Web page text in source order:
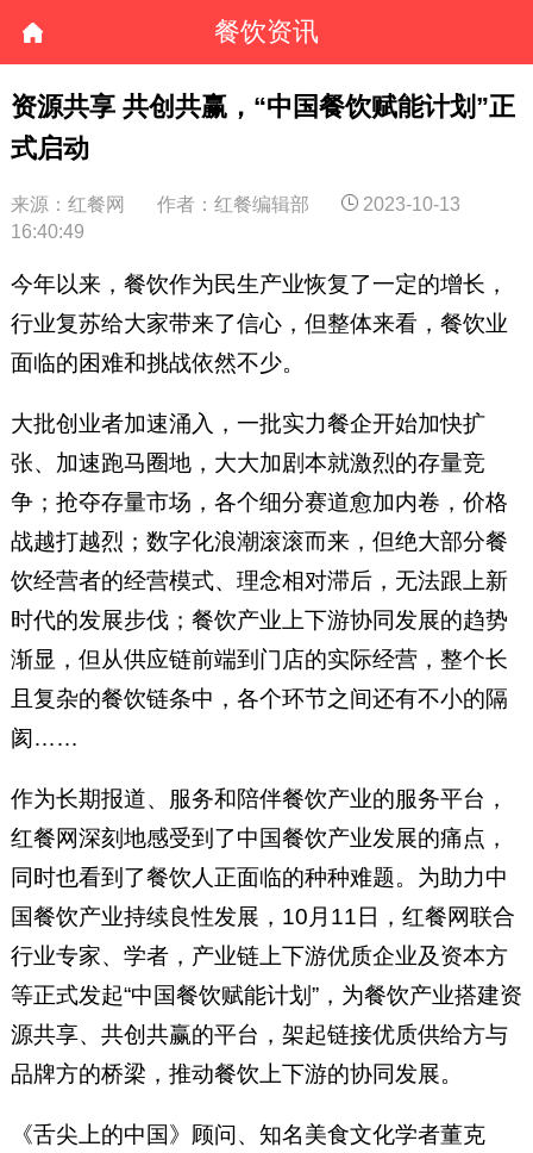
餐饮资讯
资源共享 共创共赢，“中国餐饮赋能计划”正
式启动
来源：红餐网 作者：红餐编辑部
2023-10-13
16:40:49
今年以来，餐饮作为民生产业恢复了一定的增长，
行业复苏给大家带来了信心，但整体来看，餐饮业
面临的困难和挑战依然不少。
大批创业者加速涌入，一批实力餐企开始加快扩
张、加速跑马圈地，大大加剧本就激烈的存量竞
争；抢夺存量市场，各个细分赛道愈加内卷，价格
战越打越烈；数字化浪潮滚滚而来，但绝大部分餐
饮经营者的经营模式、理念相对滞后，无法跟上新
时代的发展步伐；餐饮产业上下游协同发展的趋势
渐显，但从供应链前端到门店的实际经营，整个长
且复杂的餐饮链条中，各个环节之间还有不小的隔
阂……
作为长期报道、服务和陪伴餐饮产业的服务平台，
红餐网深刻地感受到了中国餐饮产业发展的痛点，
同时也看到了餐饮人正面临的种种难题。为助力中
国餐饮产业持续良性发展，10月11日，红餐网联合
行业专家、学者，产业链上下游优质企业及资本方
等正式发起“中国餐饮赋能计划”，为餐饮产业搭建资
源共享、共创共赢的平台，架起链接优质供给方与
品牌方的桥梁，推动餐饮上下游的协同发展。
《舌尖上的中国》顾问、知名美食文化学者董克